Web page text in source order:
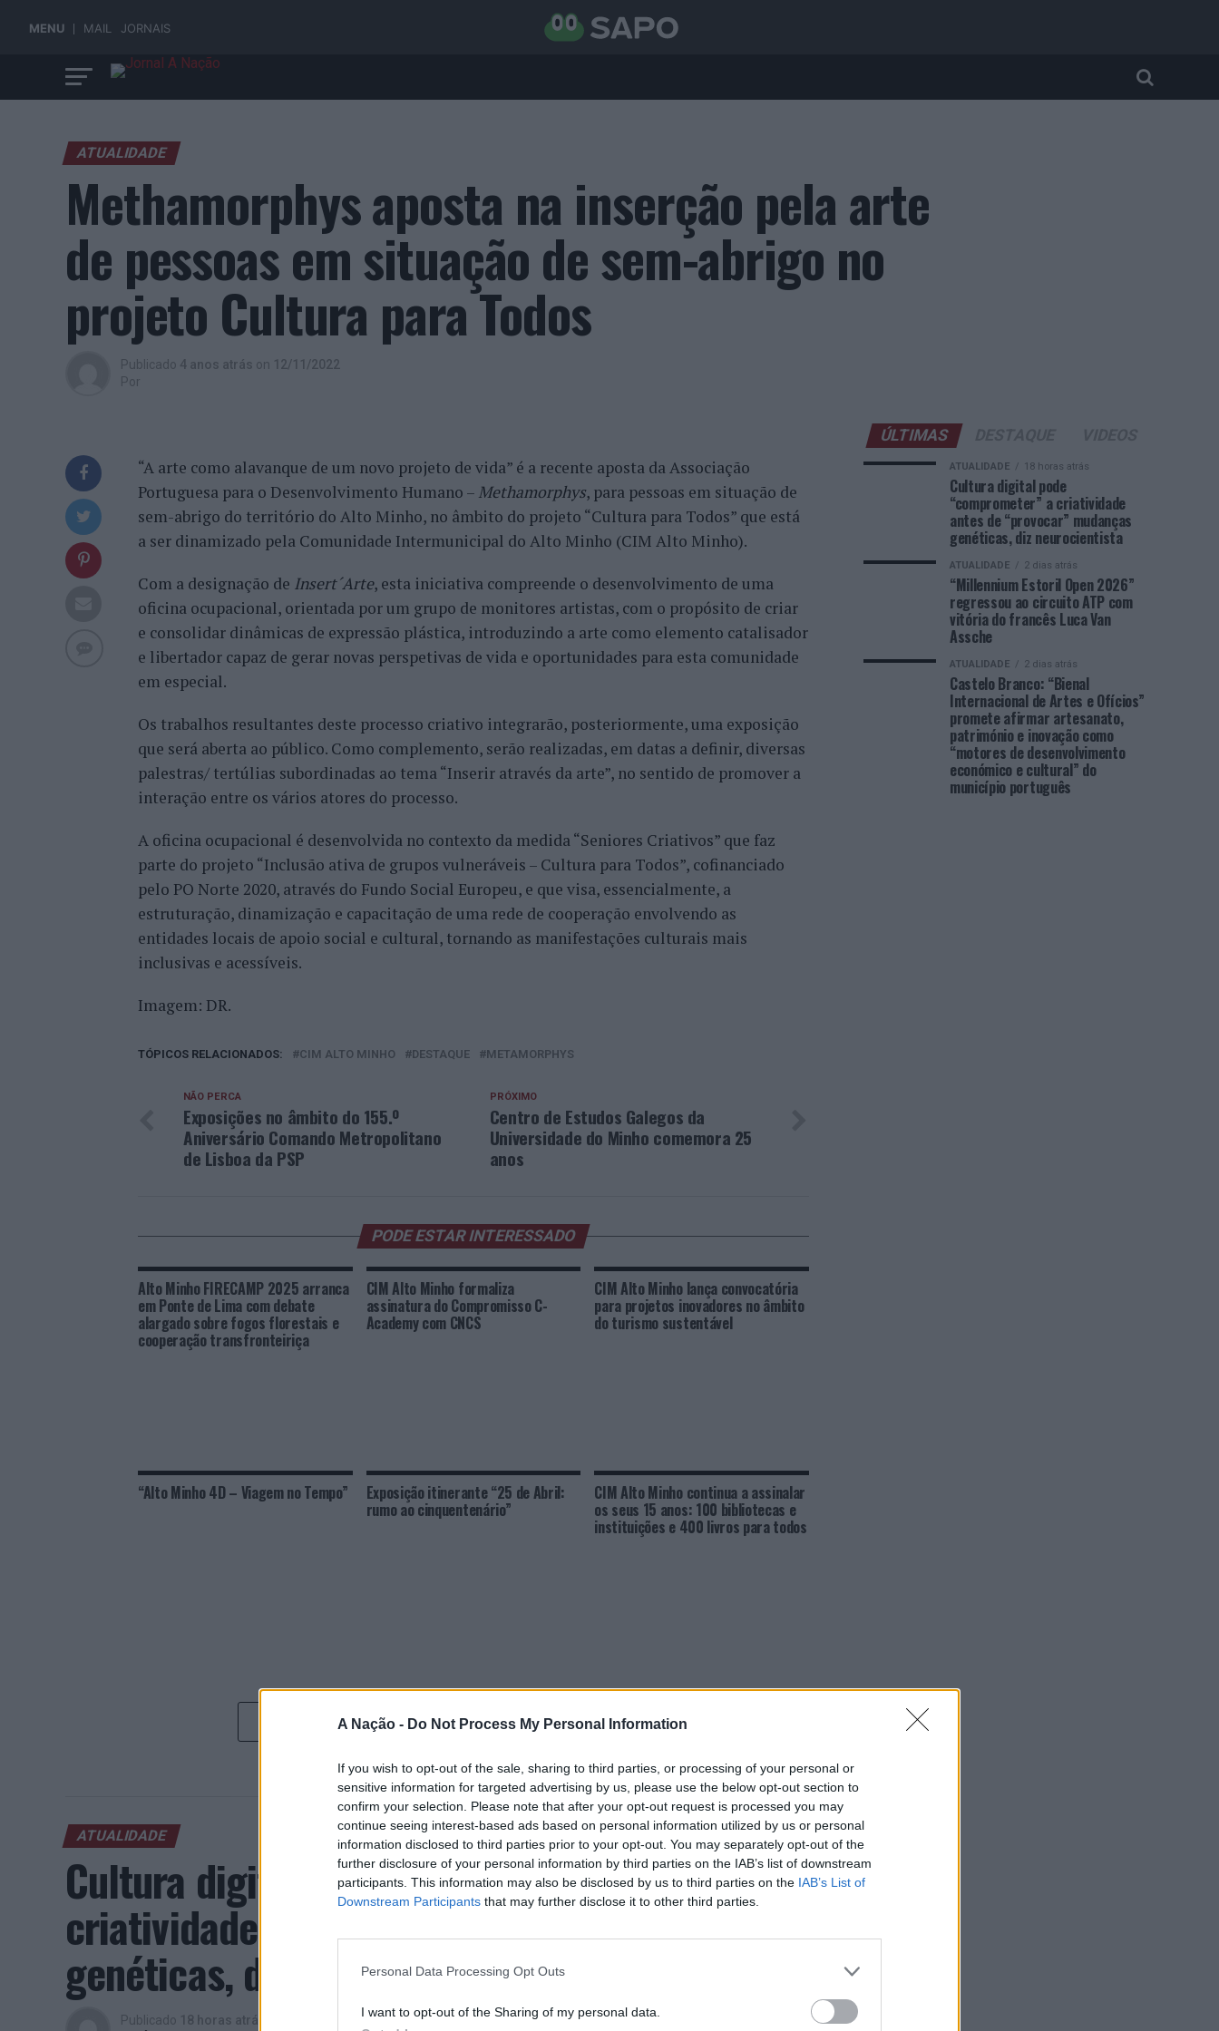
A Nação - Do Not Process My Personal Information
If you wish to opt-out of the sale, sharing to third parties, or processing of your personal or
sensitive information for targeted advertising by us, please use the below opt-out section to
confirm your selection. Please note that after your opt-out request is processed you may
continue seeing interest-based ads based on personal information utilized by us or personal
information disclosed to third parties prior to your opt-out. You may separately opt-out of the
further disclosure of your personal information by third parties on the IAB’s list of downstream
participants. This information may also be disclosed by us to third parties on the IAB’s List of
Downstream Participants that may further disclose it to other third parties.
Personal Data Processing Opt Outs
I want to opt-out of the Sharing of my personal data.
MENU MAIL JORNAIS
ATUALIDADE
Methamorphys aposta na inserção pela arte
de pessoas em situação de sem-abrigo no
projeto Cultura para Todos
Publicado 4 anos atrás on 12/11/2022
Por
“A arte como alavanque de um novo projeto de vida” é a recente aposta da Associação
Portuguesa para o Desenvolvimento Humano – Methamorphys, para pessoas em situação de
sem-abrigo do território do Alto Minho, no âmbito do projeto “Cultura para Todos” que está
a ser dinamizado pela Comunidade Intermunicipal do Alto Minho (CIM Alto Minho).
Com a designação de Insert´Arte, esta iniciativa compreende o desenvolvimento de uma
oficina ocupacional, orientada por um grupo de monitores artistas, com o propósito de criar
e consolidar dinâmicas de expressão plástica, introduzindo a arte como elemento catalisador
e libertador capaz de gerar novas perspetivas de vida e oportunidades para esta comunidade
em especial.
Os trabalhos resultantes deste processo criativo integrarão, posteriormente, uma exposição
que será aberta ao público. Como complemento, serão realizadas, em datas a definir, diversas
palestras/ tertúlias subordinadas ao tema “Inserir através da arte”, no sentido de promover a
interação entre os vários atores do processo.
A oficina ocupacional é desenvolvida no contexto da medida “Seniores Criativos” que faz
parte do projeto “Inclusão ativa de grupos vulneráveis – Cultura para Todos”, cofinanciado
pelo PO Norte 2020, através do Fundo Social Europeu, e que visa, essencialmente, a
estruturação, dinamização e capacitação de uma rede de cooperação envolvendo as
entidades locais de apoio social e cultural, tornando as manifestações culturais mais
inclusivas e acessíveis.
Imagem: DR.
TÓPICOS RELACIONADOS: CIM ALTO MINHO DESTAQUE METAMORPHYS
PRÓXIMO
Centro de Estudos Galegos da
Universidade do Minho comemora 25
anos
NÃO PERCA
Exposições no âmbito do 155.º
Aniversário Comando Metropolitano
de Lisboa da PSP
PODE ESTAR INTERESSADO
Alto Minho FIRECAMP 2025 arranca
em Ponte de Lima com debate
alargado sobre fogos florestais e
cooperação transfronteiriça
CIM Alto Minho formaliza
assinatura do Compromisso C-
Academy com CNCS
CIM Alto Minho lança convocatória
para projetos inovadores no âmbito
do turismo sustentável
“Alto Minho 4D – Viagem no Tempo” Exposição itinerante “25 de Abril:
rumo ao cinquentenário”
CIM Alto Minho continua a assinalar
os seus 15 anos: 100 bibliotecas e
instituições e 400 livros para todos
CLIQUE PARA COMENTAR
ATUALIDADE
Cultura digital pode “comprometer” a
criatividade antes de “provocar” mudanças
genéticas, diz neurocientista
Publicado 18 horas atrás
ÚLTIMAS
ATUALIDADE 18 horas atrás
Cultura digital pode
“comprometer” a criatividade
antes de “provocar” mudanças
genéticas, diz neurocientista
ATUALIDADE 2 dias atrás
“Millennium Estoril Open 2026”
regressou ao circuito ATP com
vitória do francês Luca Van
Assche
ATUALIDADE 2 dias atrás
Castelo Branco: “Bienal
Internacional de Artes e Ofícios”
promete afirmar artesanato,
património e inovação como
“motores de desenvolvimento
económico e cultural” do
município português